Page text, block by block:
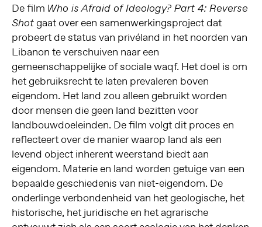
De film Who is Afraid of Ideology? Part 4: Reverse
Shotgaat over een samenwerkingsproject dat
probeert de status van privéland in het noorden van
Libanon te verschuiven naar een
gemeenschappelijke of sociale waqf. Het doel is om
het gebruiksrecht te laten prevaleren boven
eigendom. Het land zou alleen gebruikt worden
door mensen die geen land bezitten voor
landbouwdoeleinden. De film volgt dit proces en
reflecteert over de manier waarop land als een
levend object inherent weerstand biedt aan
eigendom. Materie en land worden getuige van een
bepaalde geschiedenis van niet-eigendom. De
onderlinge verbondenheid van het geologische, het
historische, het juridische en het agrarische